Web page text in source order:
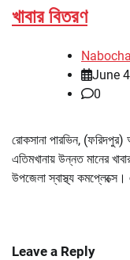
খাবার বিতরণ
June
0
রোকসানা পারভিন, (ফরিদপুর)
এতিমখানায় উন্নত মানের
উপজেলা স্বাস্থ্য
Leave a Reply